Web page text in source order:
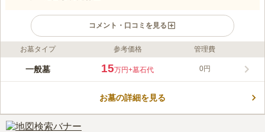
コメント・口コミを見る
ライフドット編集部のコメント
自然に恵まれており、緑豊かな木々に囲まれ、心穏やかにお参り
教の制限はなく、宗旨・宗派問わず問わず申し込みができます。
しているので安全です。
口コミ評価
お墓タイプ 参考価格 管理費
一般墓 15万円+墓石代 0円
お墓の詳細を見る